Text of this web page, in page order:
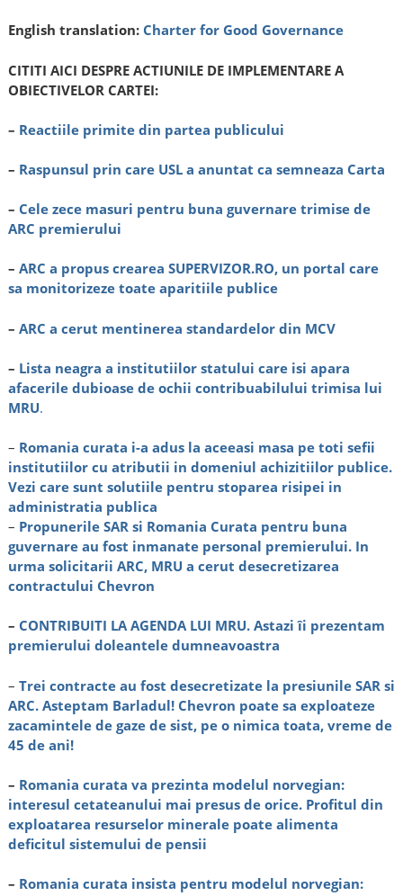
English translation: Charter for Good Governance
CITITI AICI DESPRE ACTIUNILE DE IMPLEMENTARE A
OBIECTIVELOR CARTEI:
– Reactiile primite din partea publicului
– Raspunsul prin care USL a anuntat ca semneaza Carta
– Cele zece masuri pentru buna guvernare trimise de
ARC premierului
– ARC a propus crearea SUPERVIZOR.RO, un portal care
sa monitorizeze toate aparitiile publice
– ARC a cerut mentinerea standardelor din MCV
– Lista neagra a institutiilor statului care isi apara
afacerile dubioase de ochii contribuabilului trimisa lui
MRU.
– Romania curata i-a adus la aceeasi masa pe toti sefii
institutiilor cu atributii in domeniul achizitiilor publice.
Vezi care sunt solutiile pentru stoparea risipei in
administratia publica
– Propunerile SAR si Romania Curata pentru buna
guvernare au fost inmanate personal premierului. In
urma solicitarii ARC, MRU a cerut desecretizarea
contractului Chevron
– CONTRIBUITI LA AGENDA LUI MRU. Astazi îi prezentam
premierului doleantele dumneavoastra
– Trei contracte au fost desecretizate la presiunile SAR si
ARC. Asteptam Barladul! Chevron poate sa exploateze
zacamintele de gaze de sist, pe o nimica toata, vreme de
45 de ani!
– Romania curata va prezinta modelul norvegian:
interesul cetateanului mai presus de orice. Profitul din
exploatarea resurselor minerale poate alimenta
deficitul sistemului de pensii
– Romania curata insista pentru modelul norvegian: